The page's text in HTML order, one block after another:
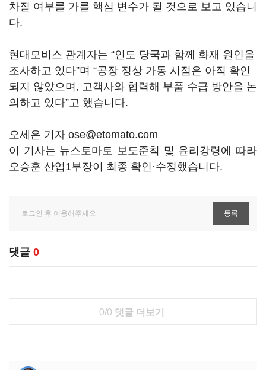
차질 여부를 가를 핵심 변수가 될 것으로 보고 있습니
다.
현대모비스 관계자는 “인도 당국과 함께 화재 원인을
조사하고 있다”며 “공장 정상 가동 시점은 아직 확인
되지 않았으며 , 고객사와 협력해 부품 수급 방안을 논
의하고 있다”고 했습니다.
오세은 기자 ose@etomato.com
이 기사는 뉴스토마토 보도준칙 및 윤리강령에 따라
오승훈 산업1부장이 최종 확인·수정했습니다.
댓글 0
0/0 댓글 더보기